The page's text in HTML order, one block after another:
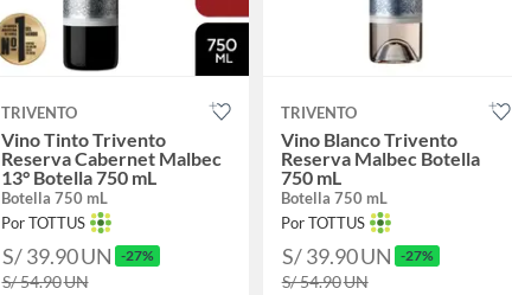
TRIVENTO
Vino Tinto Trivento
Reserva Cabernet Malbec
13° Botella 750 mL
Botella 750 mL
Por TOTTUS
S/ 39.90UN -27%
S/ 54.90UN
TRIVENTO
Vino Blanco Trivento
Reserva Malbec Botella
750 mL
Botella 750 mL
Por TOTTUS
S/ 39.90UN -27%
S/ 54.90UN